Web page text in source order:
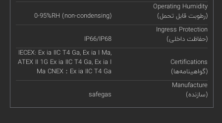
Operating Humidity
(رطوبت قابل تحمل)
0-95%RH (non-condensing)
Ingress Protection
(حفاظت داخلی)
IP66/IP68
Certifications
(گواهینامه‌ها)
IECEX: Ex ia IIC T4 Ga, Ex ia I Ma,
ATEX II 1G Ex ia IIC T4 Ga, Ex ia I
Ma CNEX：Ex ia IIC T4 Ga
Manufacture
(سازنده)
safegas